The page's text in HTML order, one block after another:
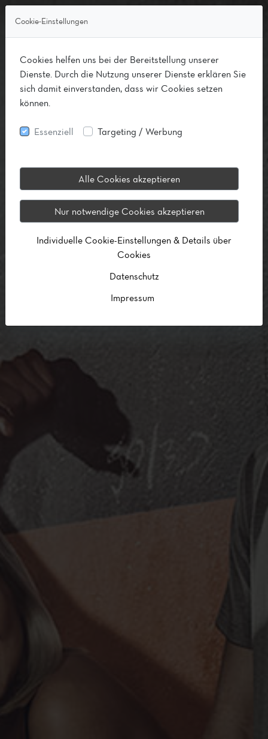
Cookie-Einstellungen
Cookies helfen uns bei der Bereitstellung unserer
Dienste. Durch die Nutzung unserer Dienste erklären Sie
sich damit einverstanden, dass wir Cookies setzen
können.
Essenziell Targeting / Werbung
Alle Cookies akzeptieren
Nur notwendige Cookies akzeptieren
Individuelle Cookie-Einstellungen & Details über
Cookies
Datenschutz
Impressum